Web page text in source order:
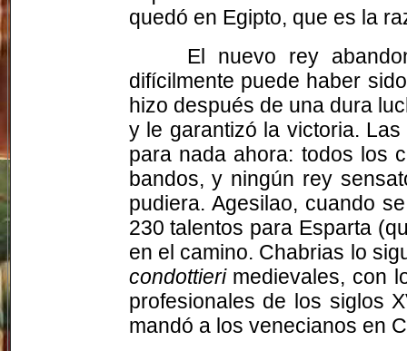
quedó en Egipto, que es la
El nuevo rey
difícilmente puede haber
hizo después de una dura
y le garantizó la victoria.
para nada ahora: todos los
bandos, y ningún rey
pudiera. Agesilao, cuando
230 talentos para Esparta
en el camino. Chabrias lo
condottierimedievales, con
profesionales de los siglos
mandó a los venecianos en